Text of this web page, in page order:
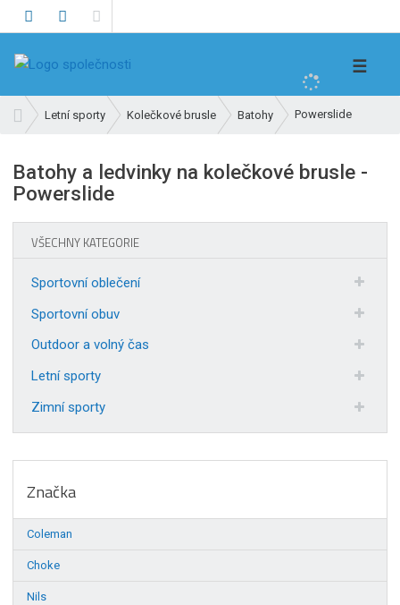
h
d
t
☰
v
d
n
Letní sporty Kolečkové brusle Batohy Powerslide
Batohy a ledvinky na kolečkové brusle -
Powerslide
VŠECHNY KATEGORIE
Sportovní oblečení
Sportovní obuv
Outdoor a volný čas
Letní sporty
Zimní sporty
Značka
Coleman
Choke
Nils